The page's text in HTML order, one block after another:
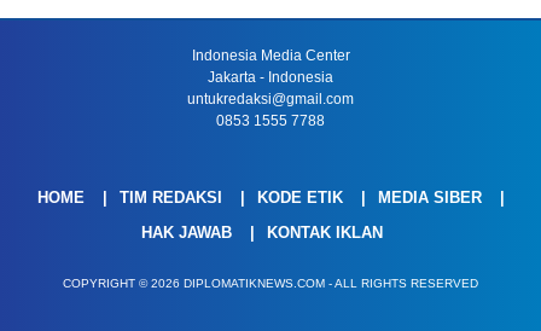
Indonesia Media Center
Jakarta - Indonesia
untukredaksi@gmail.com
0853 1555 7788
HOME TIM REDAKSI KODE ETIK
MEDIA SIBER
HAK JAWAB
KONTAK IKLAN
COPYRIGHT © 2026 DIPLOMATIKNEWS.COM - ALL RIGHTS RESERVED